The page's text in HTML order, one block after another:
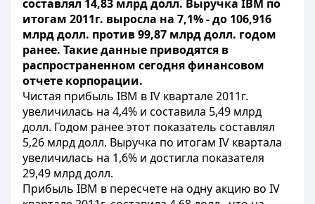
составлял 14,83 млрд долл. Выручка IBM по
итогам 2011г. выросла на 7,1% - до 106,916
млрд долл. против 99,87 млрд долл. годом
ранее. Такие данные приводятся в
распространенном сегодня финансовом
отчете корпорации.
Чистая прибыль IBM в IV квартале 2011г.
увеличилась на 4,4% и составила 5,49 млрд
долл. Годом ранее этот показатель составлял
5,26 млрд долл. Выручка по итогам IV квартала
увеличилась на 1,6% и достигла показателя
29,49 млрд долл.
Прибыль IBM в пересчете на одну акцию во IV